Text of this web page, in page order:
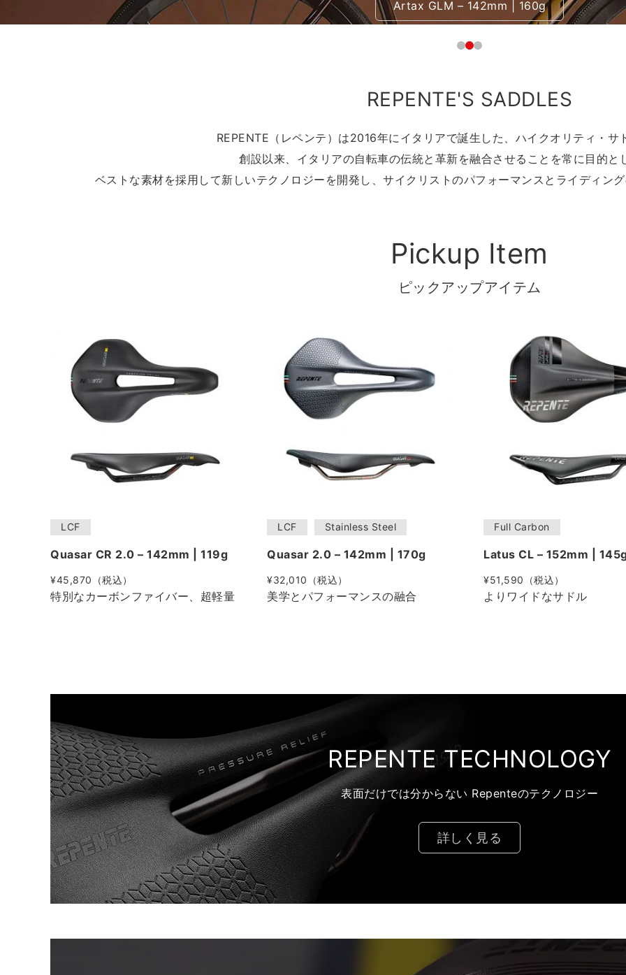
Artax GLM – 142mm | 160g
REPENTE'S SADDLES
REPENTE（レペンテ）は2016年にイタリアで誕生した、ハイクオリティ・サ
創設以来、イタリアの自転車の伝統と革新を融合させることを常に目的と
ベストな素材を採用して新しいテクノロジーを開発し、サイクリストのパフォーマンスとライディン
Pickup Item
ピックアップアイテム
LCF
Quasar CR 2.0 – 142mm | 119g
¥45,870（税込）
特別なカーボンファイバー、超軽量
LCF Stainless Steel
Quasar 2.0 – 142mm | 170g
¥32,010（税込）
美学とパフォーマンスの融合
Full Carbon
Latus CL – 152mm |
¥51,590（税込）
よりワイドなサドル
REPENTE TECHNOLOGY
表面だけでは分からない Repenteのテクノロジー
詳しく見る